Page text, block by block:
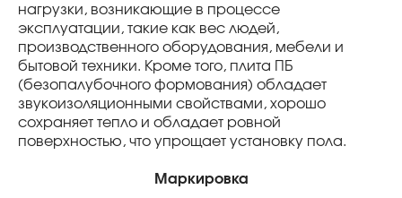
нагрузки, возникающие в процессе
эксплуатации, такие как вес людей,
производственного оборудования, мебели и
бытовой техники. Кроме того, плита ПБ
(безопалубочного формования) обладает
звукоизоляционными свойствами, хорошо
сохраняет тепло и обладает ровной
поверхностью, что упрощает установку пола.
Маркировка